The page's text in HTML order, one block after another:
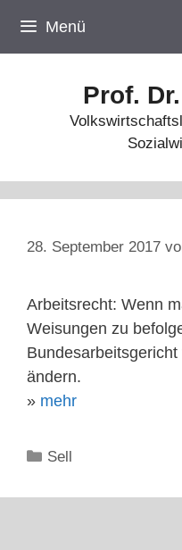
Inhalt
springen
Menü
Prof.
28. September 2017
Arbeitsrecht: Wenn
Weisungen zu
ändern.
» mehr
Kategorien
Sell